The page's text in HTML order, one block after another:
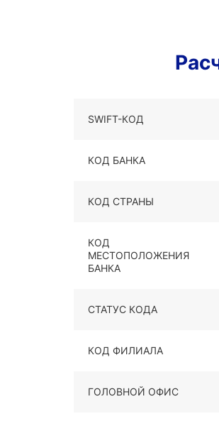
SWIFT-КОД
КОД БАНКА
КОД СТРАНЫ
КОД
МЕСТОПОЛОЖЕНИЯ
БАНКА
СТАТУС КОДА
КОД ФИЛИАЛА
ГОЛОВНОЙ ОФИС